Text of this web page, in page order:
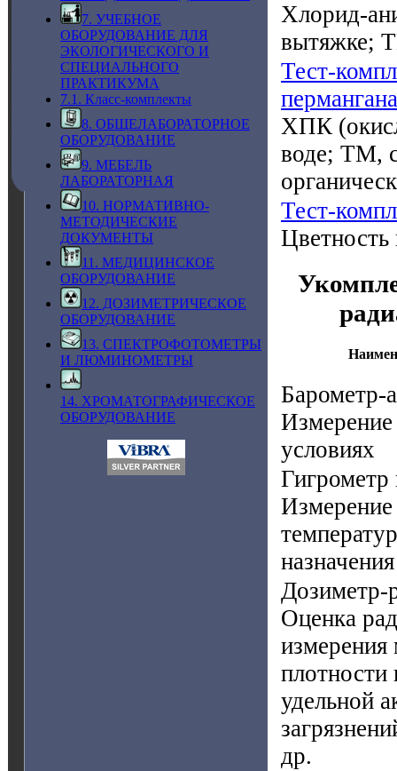
7. УЧЕБНОЕ
ОБОРУДОВАНИЕ ДЛЯ
ЭКОЛОГИЧЕСКОГО И
СПЕЦИАЛЬНОГО
ПРАКТИКУМА
7.1. Класс-комплекты
8. ОБЩЕЛАБОРАТОРНОЕ
ОБОРУДОВАНИЕ
9. МЕБЕЛЬ
ЛАБОРАТОРНАЯ
10. НОРМАТИВНО-
МЕТОДИЧЕСКИЕ
ДОКУМЕНТЫ
11. МЕДИЦИНСКОЕ
ОБОРУДОВАНИЕ
12. ДОЗИМЕТРИЧЕСКОЕ
ОБОРУДОВАНИЕ
13. СПЕКТРОФОТОМЕТРЫ
И ЛЮМИНОМЕТРЫ
14. ХРОМАТОГРАФИЧЕСКОЕ
ОБОРУДОВАНИЕ
Хлорид-
вытяжке;
Тест-
ХПК
воде; ТМ,
Тест-
Измерение
условиях
Измерение
назначения
Оценка
плотности
удельной
др.